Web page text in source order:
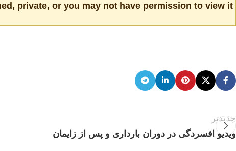
private, or you may not have permission to view it.
جدیدتر
ویدیو افسردگی در دوران بارداری و پس از زایمان